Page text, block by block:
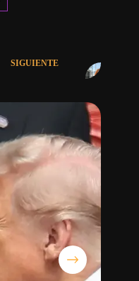
SIGUIENTE